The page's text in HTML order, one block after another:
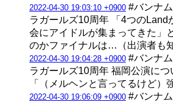
2022-04-30 19:03:10 +0900 #バンナ
ラガールズ10周年 「4つのLand
会にアイドルが集まってきた」
のかファイナルは…（出演者も
2022-04-30 19:04:28 +0900 #バンナ
ラガールズ10周年 福岡公演に
「（メルヘンと言ってるけど）
2022-04-30 19:06:09 +0900 #バンナ